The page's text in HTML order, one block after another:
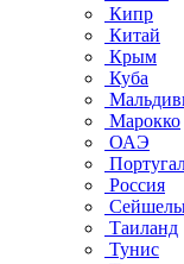
Кипр
Китай
Крым
Куба
Марокко
ОАЭ
Россия
Таиланд
Тунис